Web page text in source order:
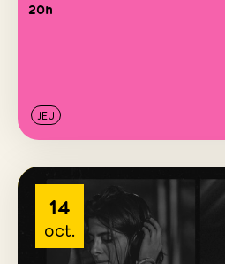
20h
JEU
14
oct.